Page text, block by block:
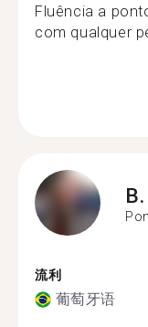
Fluência a
com qualquer
B.
流利
葡萄牙语